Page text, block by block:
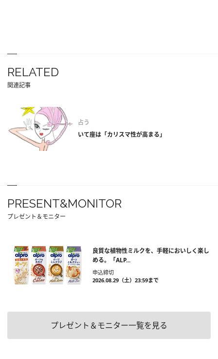
RELATED
関連記事
占う
いて座は「カリスマ性が高まる」
PRESENT&MONITOR
プレゼント＆モニター
良質な植物性ミルクを、手軽においしく楽し
める。「ALP...
申込締切
2026.08.29（土）23:59まで
プレゼント＆モニター一覧を見る